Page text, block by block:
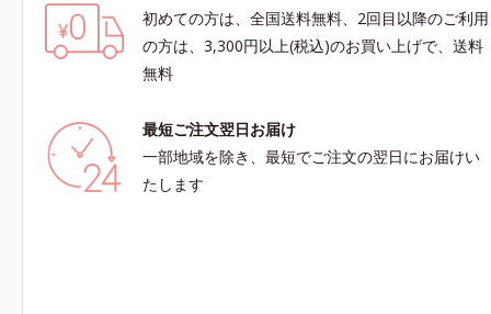
初めての方は、全国送料無料、2回目以降のご利用
の方は、3,300円以上(税込)のお買い上げで、送料
無料
最短ご注文翌日お届け
一部地域を除き、最短でご注文の翌日にお届けい
たします